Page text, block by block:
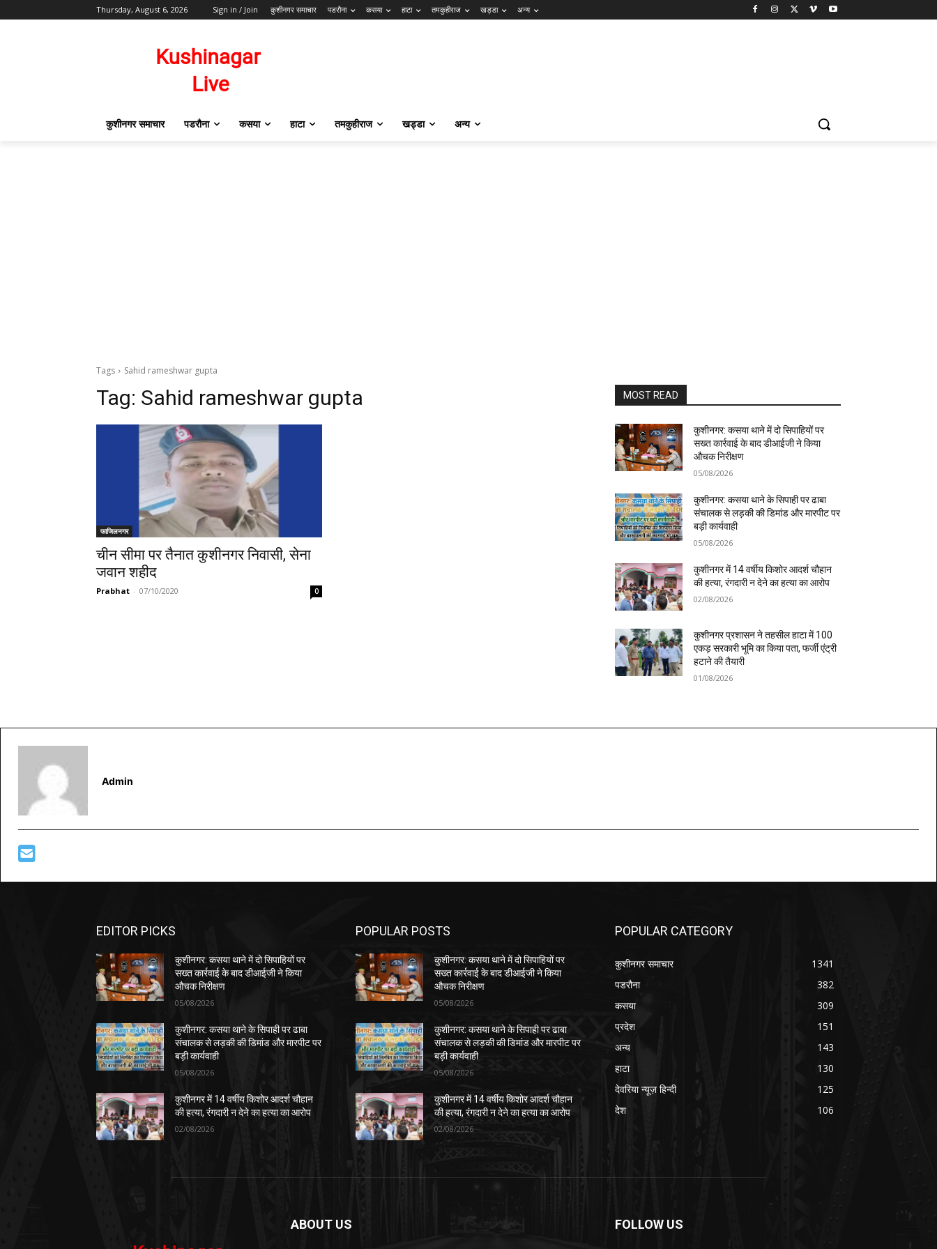
Thursday, August 6, 2026 Sign in / Join कुशीनगर समाचार पडरौना कसया हाटा तमकुहीराज खड्डा अन्य
कुशीनगर समाचार पडरौना कसया हाटा तमकुहीराज खड्डा अन्य
Tags Sahid rameshwar gupta
Tag: Sahid rameshwar gupta
फाजिलनगर
चीन सीमा पर तैनात कुशीनगर निवासी, सेना
जवान शहीद
Prabhat - 07/10/2020 0
MOST READ
कुशीनगर: कसया थाने में दो सिपाहियों पर
सख्त कार्रवाई के बाद डीआईजी ने किया
औचक निरीक्षण
05/08/2026
कुशीनगर: कसया थाने के सिपाही पर ढाबा
संचालक से लड़की की डिमांड और मारपीट पर
बड़ी कार्यवाही
05/08/2026
कुशीनगर में 14 वर्षीय किशोर आदर्श चौहान
की हत्या, रंगदारी न देने का हत्या का आरोप
02/08/2026
कुशीनगर प्रशासन ने तहसील हाटा में 100
एकड़ सरकारी भूमि का किया पता, फर्जी एंट्री
हटाने की तैयारी
01/08/2026
Admin
EDITOR PICKS
कुशीनगर: कसया थाने में दो सिपाहियों पर
सख्त कार्रवाई के बाद डीआईजी ने किया
औचक निरीक्षण
05/08/2026
कुशीनगर: कसया थाने के सिपाही पर ढाबा
संचालक से लड़की की डिमांड और मारपीट पर
बड़ी कार्यवाही
05/08/2026
कुशीनगर में 14 वर्षीय किशोर आदर्श चौहान
की हत्या, रंगदारी न देने का हत्या का आरोप
02/08/2026
POPULAR POSTS
कुशीनगर: कसया थाने में दो सिपाहियों पर
सख्त कार्रवाई के बाद डीआईजी ने किया
औचक निरीक्षण
05/08/2026
कुशीनगर: कसया थाने के सिपाही पर ढाबा
संचालक से लड़की की डिमांड और मारपीट पर
बड़ी कार्यवाही
05/08/2026
कुशीनगर में 14 वर्षीय किशोर आदर्श चौहान
की हत्या, रंगदारी न देने का हत्या का आरोप
02/08/2026
POPULAR CATEGORY
कुशीनगर समाचार
1341
पडरौना
382
कसया
309
प्रदेश
151
अन्य
143
हाटा
130
देवरिया न्यूज़ हिन्दी
125
देश
106
ABOUT US FOLLOW US